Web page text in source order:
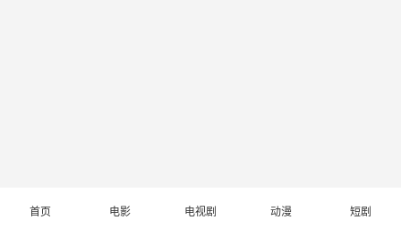
首页 电影 电视剧 动漫 短剧